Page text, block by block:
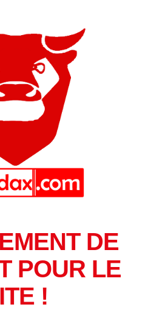
DE
POUR LE
!